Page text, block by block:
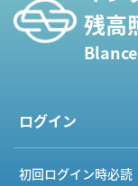
残高
ログイン
初回ログイン時必読